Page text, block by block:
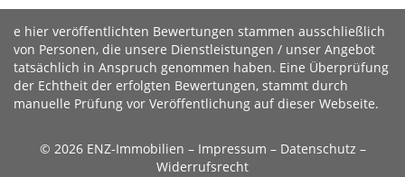
e hier veröffentlichten Bewertungen stammen ausschließlich
von Personen, die unsere Dienstleistungen / unser Angebot
tatsächlich in Anspruch genommen haben. Eine Überprüfung
der Echtheit der erfolgten Bewertungen, stammt durch
manuelle Prüfung vor Veröffentlichung auf dieser Webseite.
© 2026 ENZ-Immobilien – Impressum – Datenschutz –
Widerrufsrecht